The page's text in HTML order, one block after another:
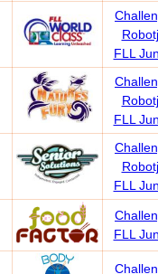
FLL
FLL
FLL
FLL